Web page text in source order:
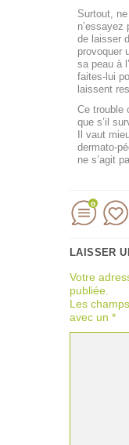
Surtout,
n’essayez
de laisser
provoquer
sa peau à
faites-lui
laissent
Ce trouble
que s’il
Il vaut
dermato-
ne s’agit
0
LAISSER
Votre
publiée.
Les
avec un *